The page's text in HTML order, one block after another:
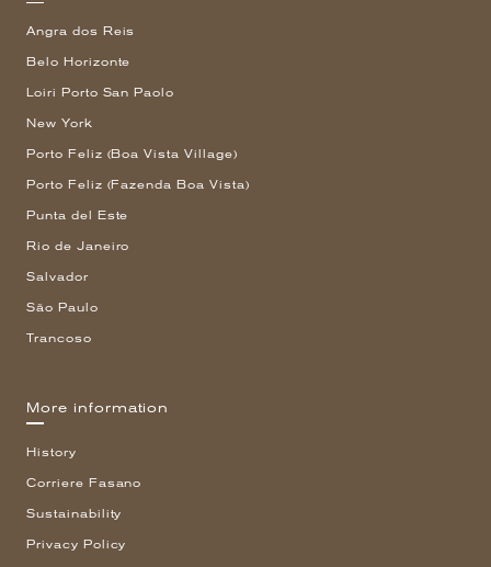
Angra dos Reis
Belo Horizonte
Loiri Porto San Paolo
New York
Porto Feliz (Boa Vista Village)
Porto Feliz (Fazenda Boa Vista)
Punta del Este
Rio de Janeiro
Salvador
São Paulo
Trancoso
More information
History
Corriere Fasano
Sustainability
Privacy Policy